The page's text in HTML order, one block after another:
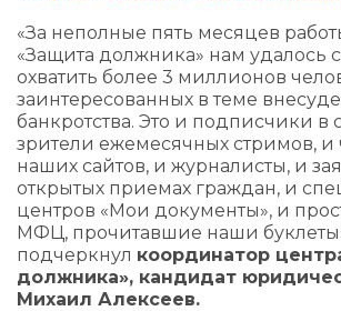
«За неполные пять месяцев
«Защита должника» нам удалось
охватить более 3 миллионов
заинтересованных в теме
банкротства. Это и подписчики в
зрители ежемесячных стримов, и
наших сайтов, и журналисты, и
открытых приемах граждан, и
центров «Мои документы», и
МФЦ, прочитавшие наши
подчеркнул координатор
должника», кандидат
Михаил Алексеев.